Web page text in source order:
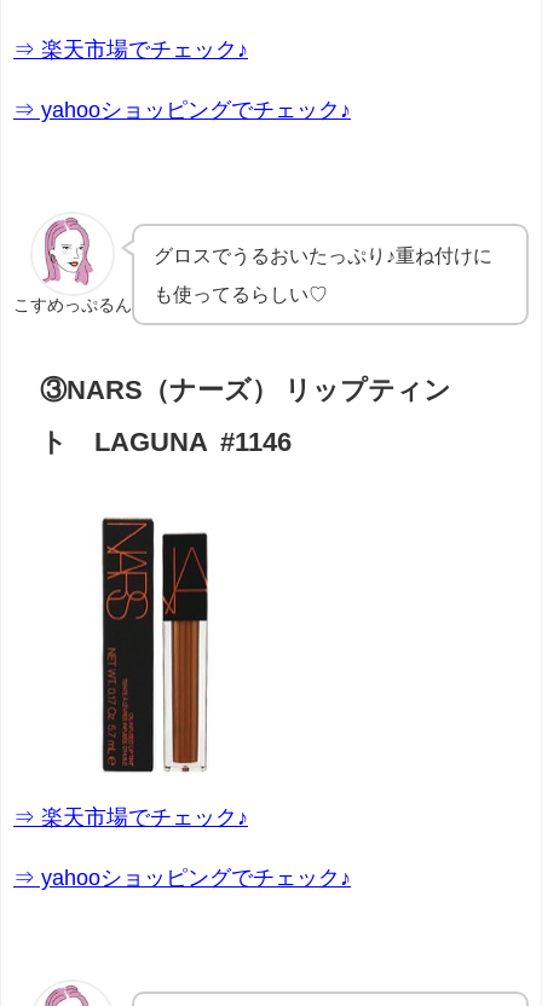
⇒ 楽天市場でチェック♪
⇒ yahooショッピングでチェック♪
こすめっぷるん
グロスでうるおいたっぷり♪重ね付けに
も使ってるらしい♡
③NARS（ナーズ） リップティン
ト LAGUNA #1146
⇒ 楽天市場でチェック♪
⇒ yahooショッピングでチェック♪